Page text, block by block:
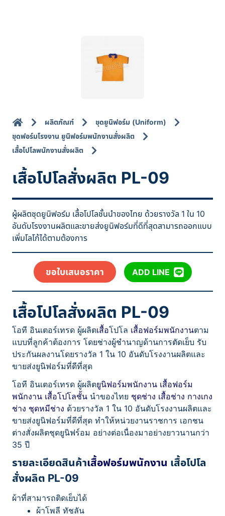
ผลิตภัณฑ์
ชุดยูนิฟอร์ม (Uniform)
ชุดฟอร์มโรงงาน ยูนิฟอร์มพนักงานสั่งผลิต
เสื้อโปโลพนักงานสั่งผลิต
เสื้อโปโลสั่งผลิต PL-09
ผู้ผลิตชุดยูนิฟอร์ม เสื้อโปโลชั้นนำของไทย ด้วยรางวัล 1 ใน 10
อันดับโรงงานผลิตและขายส่งยูนิฟอร์มที่ดีที่สุดสามารถออกแบบ
เพิ่มโลโก้ได้ตามต้องการ
ขอใบเสนอราคา ADD LINE
เสื้อโปโลสั่งผลิต PL-09
โอที อินเตอร์เทรด ผู้ผลิตเสื้อโปโล เสื้อฟอร์มพนักงานตาม
แบบที่ลูกค้าต้องการ โดยช่างผู้ชำนาญด้านการตัดเย็บ รับ
ประกันผลงานโดยรางวัล 1 ใน 10 อันดับโรงงานผลิตและ
ขายส่งยูนิฟอร์มที่ดีที่สุด
โอที อินเตอร์เทรด ผู้ผลิตยูนิฟอร์มพนักงาน เสื้อฟอร์ม
พนักงาน เสื้อโปโลชั้น นำของไทย ชุดช่าง เสื้อช่าง กางเกง
ช่าง ชุดหมีช่าง ด้วยรางวัล 1 ใน 10 อันดับโรงงานผลิตและ
ขายส่งยูนิฟอร์มที่ดีที่สุด ทำให้หน่วยงานราชการ เอกชน
ต่างสั่งผลิตชุดยูนิฟร์อม อย่างต่อเนื่องมาอย่างยาวนานกว่า
35 ปี
รายละเอียดสินค้าเสื้อฟอร์มพนักงาน เสื้อโปโล
สั่งผลิต PL-09
ผ้าที่สามารถติดเย็บได้
ผ้าโพลี ทัชลัน